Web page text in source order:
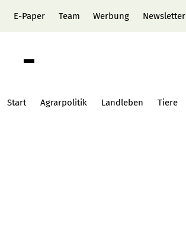
E-Paper Team Werbung Newsletter
Start Agrarpolitik Landleben Tiere